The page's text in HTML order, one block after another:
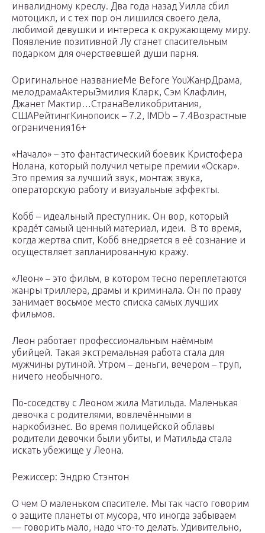
инвалидному креслу. Два года назад Уилла сбил
мотоцикл, и с тех пор он лишился своего дела,
любимой девушки и интереса к окружающему миру.
Появление позитивной Лу станет спасительным
подарком для очерствевшей души парня.
Оригинальное названиеMe Before YouЖанрДрама,
мелодрамаАктерыЭмилия Кларк, Сэм Клафлин,
Джанет Мактир…СтранаВеликобритания,
СШАРейтингКинопоиск – 7.2, IMDb – 7.4Возрастные
ограничения16+
«Начало» – это фантастический боевик Кристофера
Нолана, который получил четыре премии «Оскар».
Это премия за лучший звук, монтаж звука,
операторскую работу и визуальные эффекты.
Кобб – идеальный преступник. Он вор, который
крадёт самый ценный материал, идеи. В то время,
когда жертва спит, Кобб внедряется в её сознание и
осуществляет запланированную кражу.
«Леон» – это фильм, в котором тесно переплетаются
жанры триллера, драмы и криминала. Он по праву
занимает восьмое место списка самых лучших
фильмов.
Леон работает профессиональным наёмным
убийцей. Такая экстремальная работа стала для
мужчины рутиной. Утром – деньги, вечером – труп,
ничего необычного.
По-соседству с Леоном жила Матильда. Маленькая
девочка с родителями, вовлечёнными в
наркобизнес. Во время полицейской облавы
родители девочки были убиты, и Матильда стала
искать убежище у Леона.
Режиссер: Эндрю Стэнтон
О чем О маленьком спасителе. Мы так часто говорим
о защите планеты от мусора, что иногда забываем
— говорить мало, надо что-то делать. Удивительно,